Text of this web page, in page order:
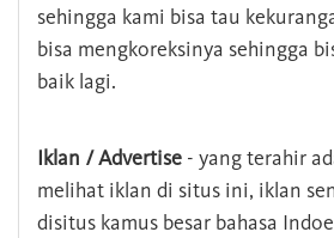
sehingga kami bisa tau
bisa mengkoreksinya sehingga
baik lagi.
Iklan / Advertise - yang terahir
melihat iklan di situs ini, iklan
disitus kamus besar bahasa